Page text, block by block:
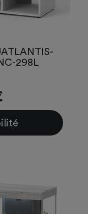
298L